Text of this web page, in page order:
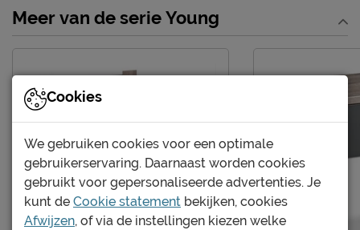
Kenmerken
Kleur
donkergrijs
kastdeel
Materiaal spaanplaat melamine
Goed om te weten
Onderhoud
Afnemen met een vochtig
doekje
Meer van de serie Young
Cookies
We gebruiken cookies voor een optimale
gebruikerservaring. Daarnaast worden cookies
gebruikt voor gepersonaliseerde advertenties. Je
kunt de Cookie statement bekijken, cookies
Afwijzen, of via de instellingen kiezen welke